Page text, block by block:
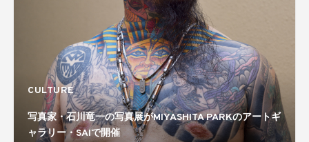
CULTURE
写真家・石川竜一の写真展がMIYASHITA PARKのアートギ
ャラリー・SAIで開催